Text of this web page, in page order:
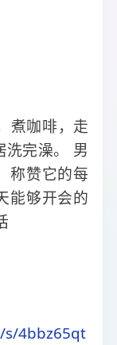
煮咖啡，走
洗完澡。 男
称赞它的每
能够开会的
4bbz65qt